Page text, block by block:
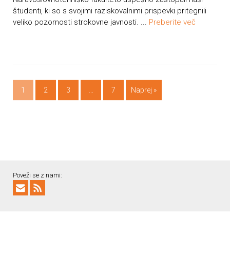
študenti, ki so s svojimi raziskovalnimi prispevki pritegnili
veliko pozornosti strokovne javnosti. ... Preberite več
1 2 3 7 Naprej »
Poveži se z nami: